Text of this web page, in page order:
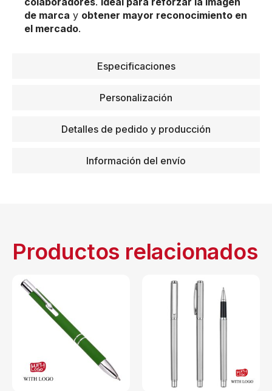
Especificaciones
Personalización
Detalles de pedido y producción
Información del envío
de marca y obtener mayor reconocimiento en
el mercado.
Productos relacionados